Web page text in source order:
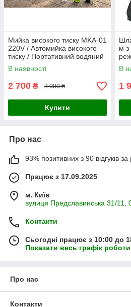
Мийка високого тиску MKA-01
220V / Автомийка високого
тиску / Портативний водяний
пістолет, комплект, очисник
для підлоги, полив
В наявності
2 700 ₴ 3 000 ₴
Купити
м з
В
1
Про нас
93% позитивних з 90 відгуків за
Працює з 17.09.2025
м. Київ
вулиця Предславинська 31/11,
Контакти
Сьогодні працює з 10:00 до
Показати весь графік роботи
Про нас
Контакти